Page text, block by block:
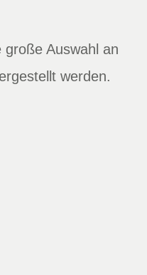
Auswahl an
werden.